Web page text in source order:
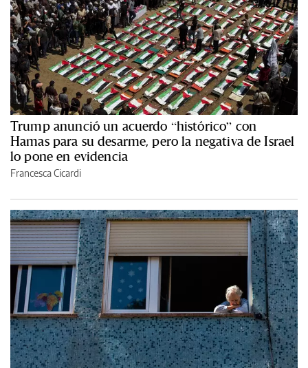
Trump anunció un acuerdo “histórico” con
Hamas para su desarme, pero la negativa de Israel
lo pone en evidencia
Francesca Cicardi